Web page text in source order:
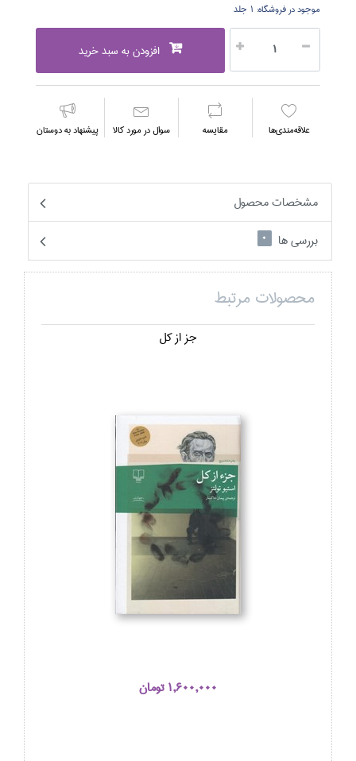
موجود در فروشگاه: 1 جلد
افزودن به سبد خرید
علاقه‌مندي‌ها مقايسه سوال در مورد كالا پیشنهاد به دوستان
مشخصات محصول
بررسی ها
0
محصولات مرتبط
جز از كل
1,600,000 تومان